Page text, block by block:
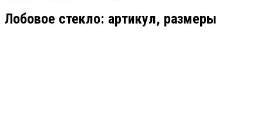
Лобовое стекло: артикул, размеры